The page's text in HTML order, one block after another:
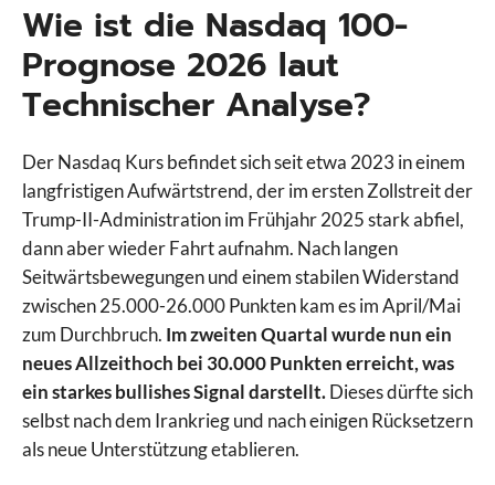
Wie ist die Nasdaq 100-
Prognose 2026 laut
Technischer Analyse?
Der Nasdaq Kurs befindet sich seit etwa 2023 in einem
langfristigen Aufwärtstrend, der im ersten Zollstreit der
Trump-II-Administration im Frühjahr 2025 stark abfiel,
dann aber wieder Fahrt aufnahm. Nach langen
Seitwärtsbewegungen und einem stabilen Widerstand
zwischen 25.000-26.000 Punkten kam es im April/Mai
zum Durchbruch. Im zweiten Quartal wurde nun ein
neues Allzeithoch bei 30.000 Punkten erreicht, was
ein starkes bullishes Signal darstellt.Dieses dürfte sich
selbst nach dem Irankrieg und nach einigen Rücksetzern
als neue Unterstützung etablieren.